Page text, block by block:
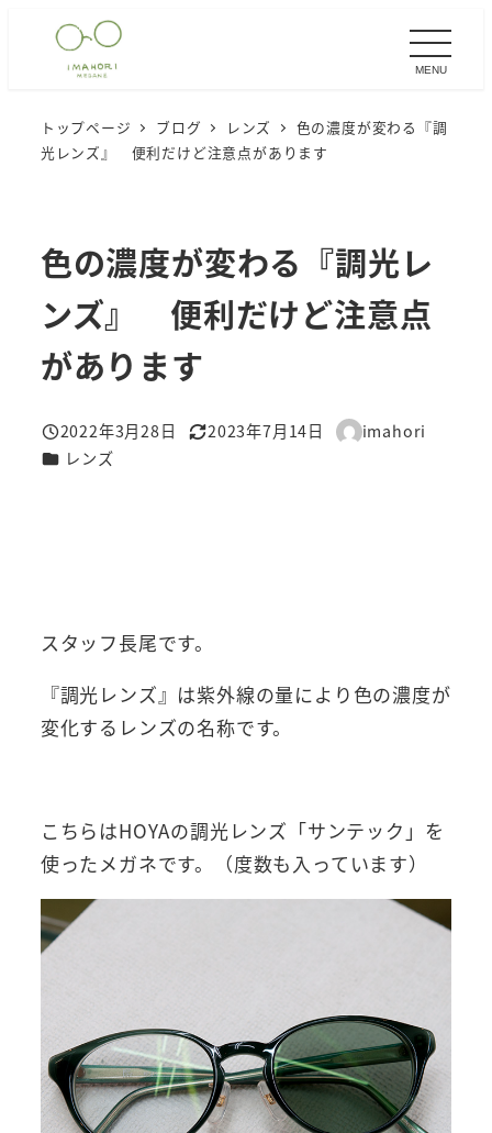
MENU
トップページ ブログ レンズ
色の濃度が変わる『調
光レンズ』 便利だけど注意点があります
色の濃度が変わる『調光レ
ンズ』 便利だけど注意点
があります
投稿日
2022年3月28日
更新日
2023年7月14日
著
imahori
カテゴリー
レンズ
スタッフ長尾です。
『調光レンズ』は紫外線の量により色の濃度が
変化するレンズの名称です。
こちらはHOYAの調光レンズ「サンテック」を
使ったメガネです。（度数も入っています）